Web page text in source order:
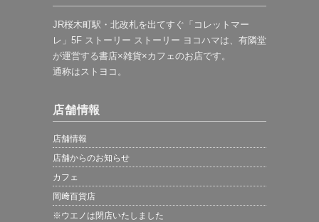
JR桜木町駅・北改札を出てすぐ「コレットマー
レ」5F ストーリー ストーリー ヨコハマは、有隣堂
が運営する書店×雑貨×カフェのお店です。
通称はストヨコ。
店舗情報
店舗情報
店舗からのお知らせ
カフェ
岡﨑百貨店
※ウエノは閉店いたしました